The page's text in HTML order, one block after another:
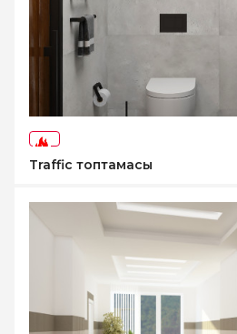
Traffic топтамасы
-40%